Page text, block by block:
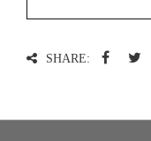
SHARE: